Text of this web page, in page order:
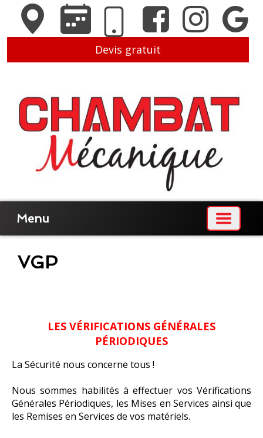
Devis gratuit
Menu
VGP
LES VÉRIFICATIONS GÉNÉRALES
PÉRIODIQUES
La Sécurité nous concerne tous !
Nous sommes habilités à effectuer vos Vérifications
Générales Périodiques, les Mises en Services ainsi que
les Remises en Services de vos matériels.